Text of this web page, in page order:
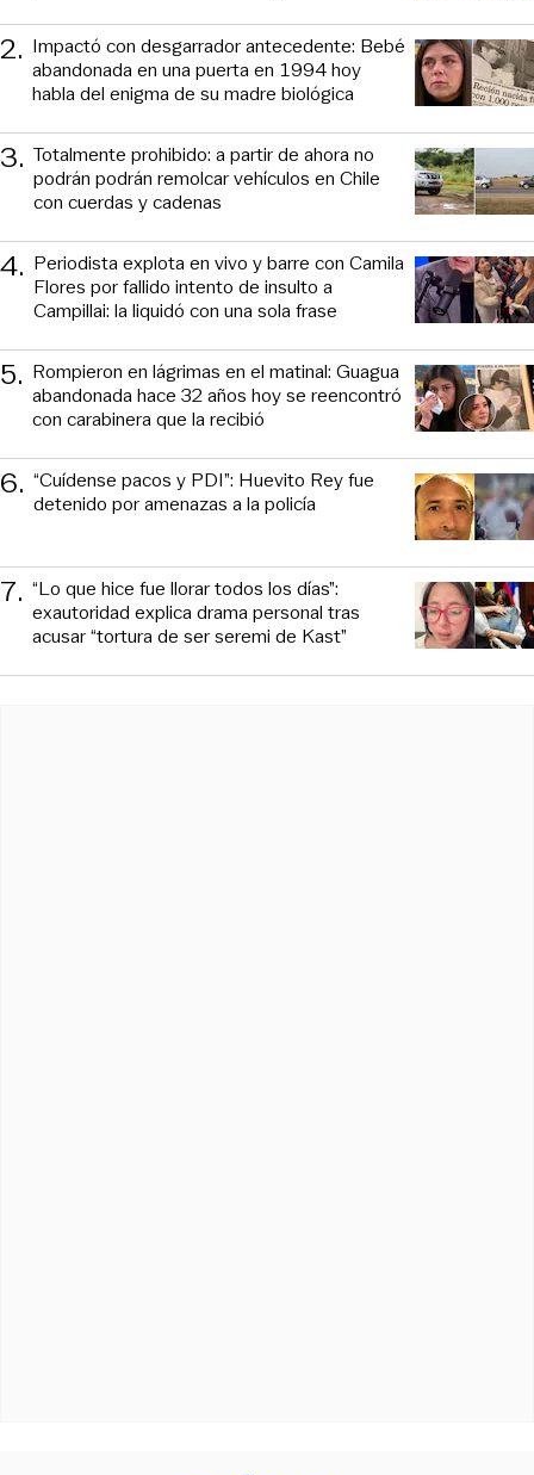
2. Impactó con desgarrador antecedente: Bebé
abandonada en una puerta en 1994 hoy
habla del enigma de su madre biológica
3. Totalmente prohibido: a partir de ahora no
podrán podrán remolcar vehículos en Chile
con cuerdas y cadenas
4. Periodista explota en vivo y barre con Camila
Flores por fallido intento de insulto a
Campillai: la liquidó con una sola frase
5. Rompieron en lágrimas en el matinal: Guagua
abandonada hace 32 años hoy se reencontró
con carabinera que la recibió
6. “Cuídense pacos y PDI”: Huevito Rey fue
detenido por amenazas a la policía
7. “Lo que hice fue llorar todos los días”:
exautoridad explica drama personal tras
acusar “tortura de ser seremi de Kast”